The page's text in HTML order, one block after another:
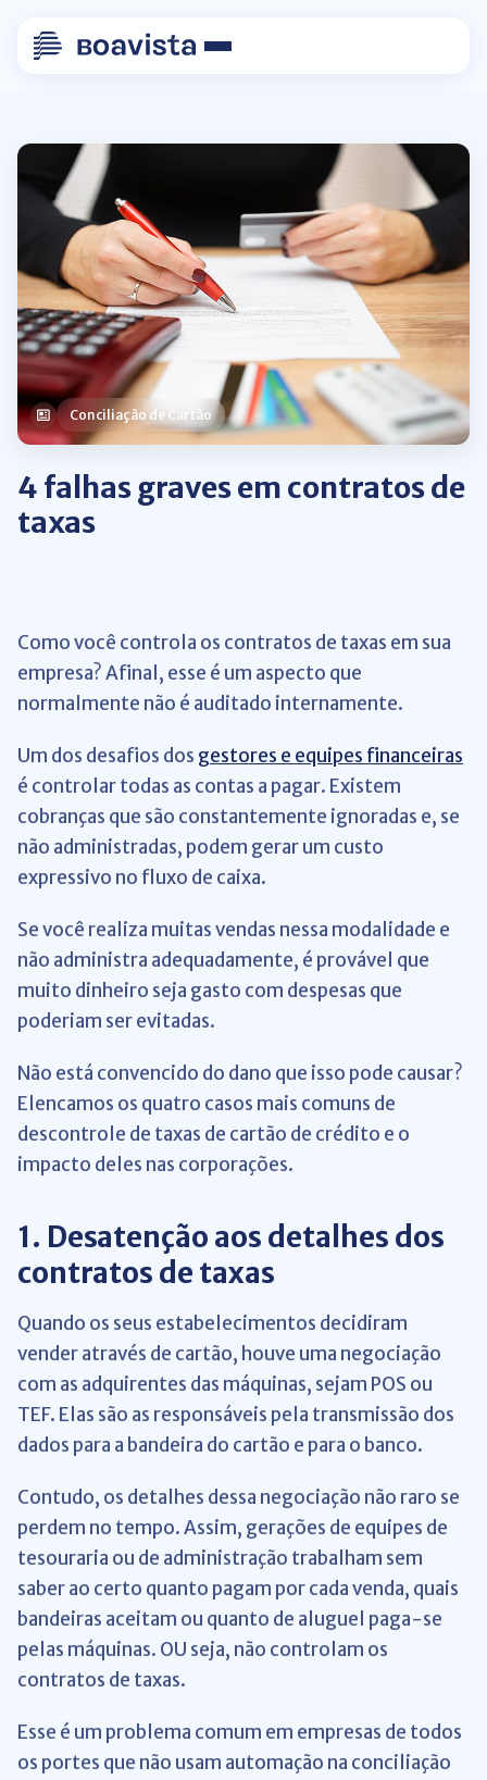
Conciliação de Cartão
4 falhas graves em contratos de
taxas
Como você controla os contratos de taxas em sua
empresa? Afinal, esse é um aspecto que
normalmente não é auditado internamente.
Um dos desafios dos gestores e equipes financeiras
é controlar todas as contas a pagar. Existem
cobranças que são constantemente ignoradas e, se
não administradas, podem gerar um custo
expressivo no fluxo de caixa.
Se você realiza muitas vendas nessa modalidade e
não administra adequadamente, é provável que
muito dinheiro seja gasto com despesas que
poderiam ser evitadas.
Não está convencido do dano que isso pode causar?
Elencamos os quatro casos mais comuns de
descontrole de taxas de cartão de crédito e o
impacto deles nas corporações.
1. Desatenção aos detalhes dos
contratos de taxas
Quando os seus estabelecimentos decidiram
vender através de cartão, houve uma negociação
com as adquirentes das máquinas, sejam POS ou
TEF. Elas são as responsáveis pela transmissão dos
dados para a bandeira do cartão e para o banco.
Contudo, os detalhes dessa negociação não raro se
perdem no tempo. Assim, gerações de equipes de
tesouraria ou de administração trabalham sem
saber ao certo quanto pagam por cada venda, quais
bandeiras aceitam ou quanto de aluguel paga-se
pelas máquinas. OU seja, não controlam os
contratos de taxas.
Esse é um problema comum em empresas de todos
os portes que não usam automação na conciliação